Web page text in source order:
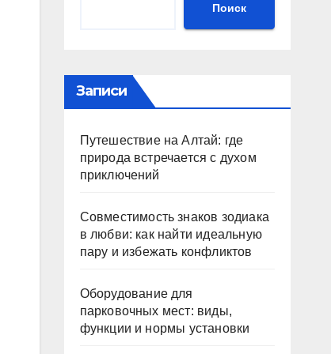
Поиск
Записи
Путешествие на Алтай: где
природа встречается с духом
приключений
Совместимость знаков зодиака
в любви: как найти идеальную
пару и избежать конфликтов
Оборудование для
парковочных мест: виды,
функции и нормы установки